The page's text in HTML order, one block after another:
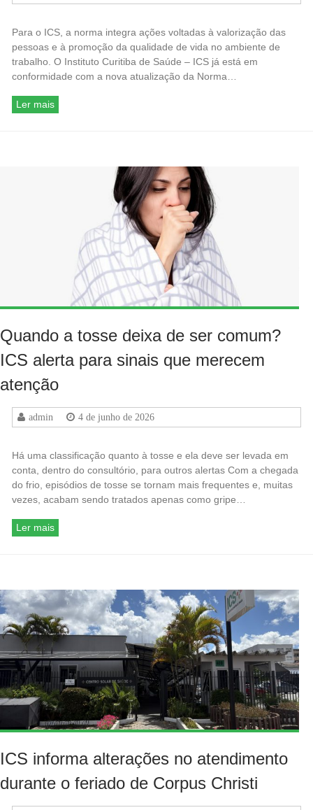
Para o ICS, a norma integra ações voltadas à valorização das
pessoas e à promoção da qualidade de vida no ambiente de
trabalho. O Instituto Curitiba de Saúde – ICS já está em
conformidade com a nova atualização da Norma…
Ler mais
Quando a tosse deixa de ser comum?
ICS alerta para sinais que merecem
atenção
admin 4 de junho de 2026
Há uma classificação quanto à tosse e ela deve ser levada em
conta, dentro do consultório, para outros alertas Com a chegada
do frio, episódios de tosse se tornam mais frequentes e, muitas
vezes, acabam sendo tratados apenas como gripe…
Ler mais
ICS informa alterações no atendimento
durante o feriado de Corpus Christi